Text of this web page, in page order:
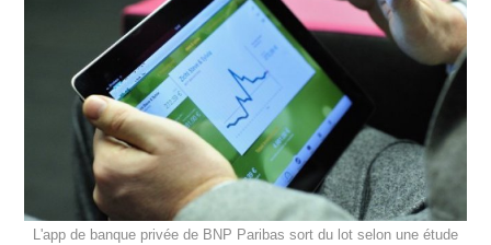
L'app de banque privée de BNP Paribas sort du lot selon une étude